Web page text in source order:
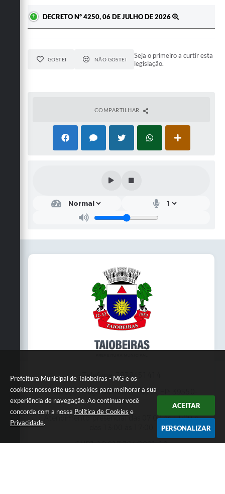
Prefeitura Municipal de Taiobeiras - MG e os
cookies: nosso site usa cookies para melhorar a sua
experiência de navegação. Ao continuar você
concorda com a nossa Política de Cookies e
Privacidade.
ACEITAR
PERSONALIZAR
DECRETO Nº 4250, 06 DE JULHO DE 2026
GOSTEI NÃO GOSTEI
Seja o primeiro a curtir esta
legislação.
COMPARTILHAR
Telefone: 3838451414
Endereço: Praça da Matriz,145 | CEP: 39550-
000
Atendimento presencial das 07:00 às 11:00 e
CNPJ: 18.017.384/0001-10